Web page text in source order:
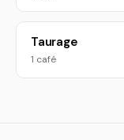
Taurage
1 café